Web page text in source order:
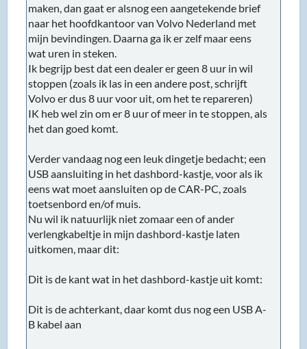
maken, dan gaat er alsnog een aangetekende brief
naar het hoofdkantoor van Volvo Nederland met
mijn bevindingen. Daarna ga ik er zelf maar eens
wat uren in steken.
Ik begrijp best dat een dealer er geen 8 uur in wil
stoppen (zoals ik las in een andere post, schrijft
Volvo er dus 8 uur voor uit, om het te repareren)
IK heb wel zin om er 8 uur of meer in te stoppen, als
het dan goed komt.
Verder vandaag nog een leuk dingetje bedacht; een
USB aansluiting in het dashbord-kastje, voor als ik
eens wat moet aansluiten op de CAR-PC, zoals
toetsenbord en/of muis.
Nu wil ik natuurlijk niet zomaar een of ander
verlengkabeltje in mijn dashbord-kastje laten
uitkomen, maar dit:
Dit is de kant wat in het dashbord-kastje uit komt:
Dit is de achterkant, daar komt dus nog een USB A-
B kabel aan